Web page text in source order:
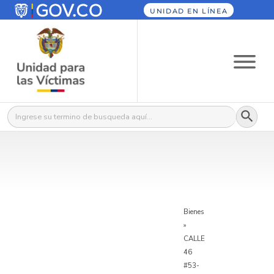
UNIDAD EN LÍNEA
Buscar: Botón
Bienes
»
CALLE
46
#53-